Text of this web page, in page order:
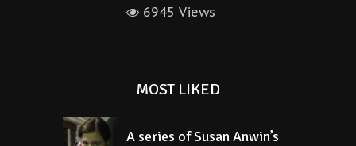
6945 Views
MOST LIKED
A series of Susan Anwin’s